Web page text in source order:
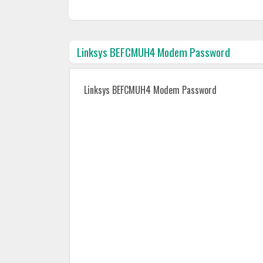
Linksys BEFCMUH4 Modem Password
Linksys BEFCMUH4 Modem Password